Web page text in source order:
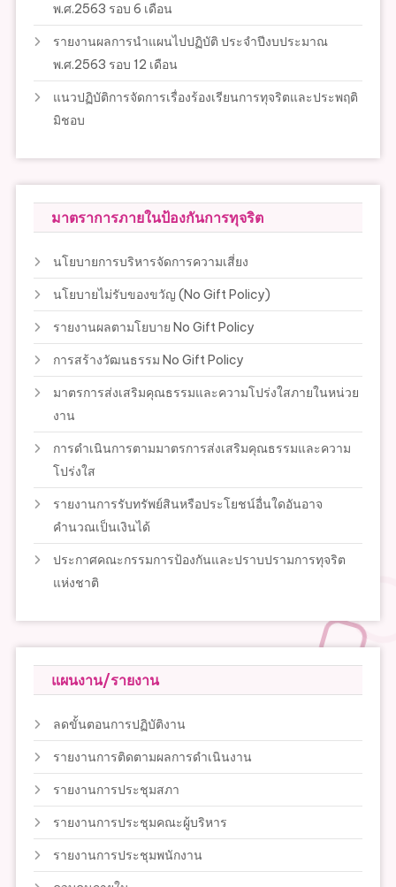
พ.ศ.2563 รอบ 6 เดือน
รายงานผลการนำแผนไปปฏิบัติ ประจำปีงบประมาณ
พ.ศ.2563 รอบ 12 เดือน
แนวปฏิบัติการจัดการเรื่องร้องเรียนการทุจริตและประพฤติ
มิชอบ
มาตราการภายในป้องกันการทุจริต
นโยบายการบริหารจัดการความเสี่ยง
นโยบายไม่รับของขวัญ (No Gift Policy)
รายงานผลตามโยบาย No Gift Policy
การสร้างวัฒนธรรม No Gift Policy
มาตรการส่งเสริมคุณธรรมและความโปร่งใสภายในหน่วย
งาน
การดำเนินการตามมาตรการส่งเสริมคุณธรรมและความ
โปร่งใส
รายงานการรับทรัพย์สินหรือประโยชน์อื่นใดอันอาจ
คำนวณเป็นเงินได้
ประกาศคณะกรรมการป้องกันและปราบปรามการทุจริต
แห่งชาติ
แผนงาน/รายงาน
ลดขั้นตอนการปฏิบัติงาน
รายงานการติดตามผลการดำเนินงาน
รายงานการประชุมสภา
รายงานการประชุมคณะผู้บริหาร
รายงานการประชุมพนักงาน